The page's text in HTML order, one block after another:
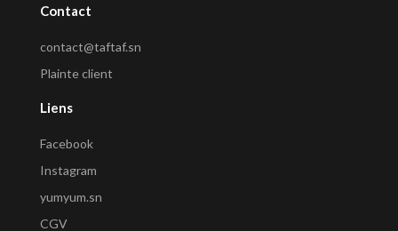
Contact
contact@taftaf.sn
Plainte client
Liens
Facebook
Instagram
yumyum.sn
CGV